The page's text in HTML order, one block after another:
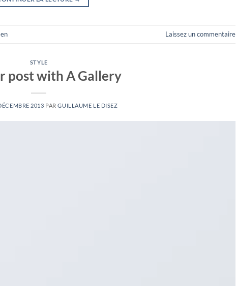
Laissez un commentaire
STYLE
post with A Gallery
2013 PARGUILLAUME LE DISEZ